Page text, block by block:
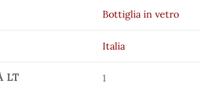
Bottiglia in vetro
Italia
LT 1